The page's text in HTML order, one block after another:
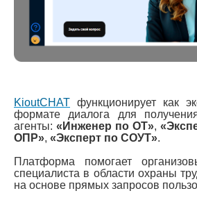
KioutCHAT функционирует как
формате диалога для
агенты:«Инженер по ОТ»,
ОПР», «Эксперт по СОУТ».
Платформа помогает
специалиста в области охраны
на основе прямых запросов